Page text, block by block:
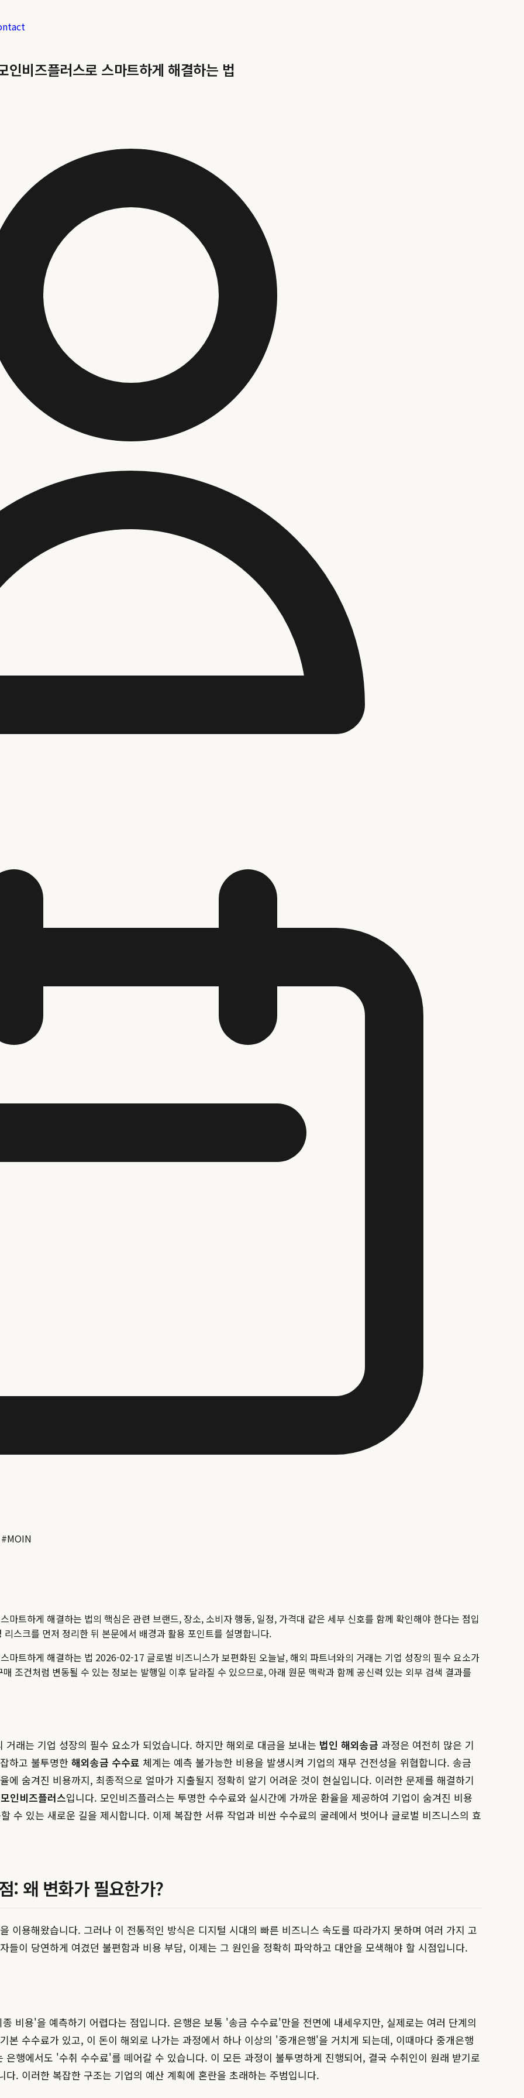
비즈플러스로 스마트하게 해결하는 법
#MOIN
마트하게 해결하는 법의 핵심은 관련 브랜드, 장소, 소비자 행동, 일정, 가격대 같은 세부 신호를 함께 확인해야 한다는 점입
스크를 먼저 정리한 뒤 본문에서 배경과 활용 포인트를 설명합니다.
마트하게 해결하는 법 2026-02-17 글로벌 비즈니스가 보편화된 오늘날, 해외 파트너와의 거래는 기업 성장의 필수 요소가
조건처럼 변동될 수 있는 정보는 발행일 이후 달라질 수 있으므로, 아래 원문 맥락과 함께 공신력 있는 외부 검색 결과를
래는 기업 성장의 필수 요소가 되었습니다. 하지만 해외로 대금을 보내는 법인 해외송금 과정은 여전히 많은 기
하고 불투명한해외송금 수수료 체계는 예측 불가능한 비용을 발생시켜 기업의 재무 건전성을 위협합니다. 송금
에 숨겨진 비용까지, 최종적으로 얼마가 지출될지 정확히 알기 어려운 것이 현실입니다. 이러한 문제를 해결하기
모인비즈플러스입니다. 모인비즈플러스는 투명한 수수료와 실시간에 가까운 환율을 제공하여 기업이 숨겨진 비용
수 있는 새로운 길을 제시합니다. 이제 복잡한 서류 작업과 비싼 수수료의 굴레에서 벗어나 글로벌 비즈니스의 효
: 왜 변화가 필요한가?
이용해왔습니다. 그러나 이 전통적인 방식은 디지털 시대의 빠른 비즈니스 속도를 따라가지 못하며 여러 가지 고
들이 당연하게 여겼던 불편함과 비용 부담, 이제는 그 원인을 정확히 파악하고 대안을 모색해야 할 시점입니다.
비용'을 예측하기 어렵다는 점입니다. 은행은 보통 '송금 수수료'만을 전면에 내세우지만, 실제로는 여러 단계의
본 수수료가 있고, 이 돈이 해외로 나가는 과정에서 하나 이상의 '중개은행'을 거치게 되는데, 이때마다 중개은행
행에서도 '수취 수수료'를 떼어갈 수 있습니다. 이 모든 과정이 불투명하게 진행되어, 결국 수취인이 원래 받기로
. 이러한 복잡한 구조는 기업의 예산 계획에 혼란을 초래하는 주범입니다.